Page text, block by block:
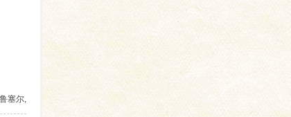
塞尔,